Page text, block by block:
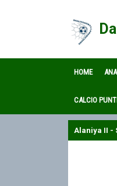
HOME
CALCIO
Alaniya II -